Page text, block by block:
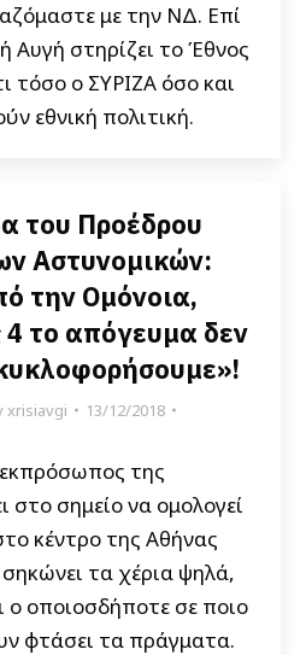
με την ΝΔ. Επί
Αυγή στηρίζει το Έθνος
τόσο ο ΣΥΡΙΖΑ όσο και
εθνική πολιτική.
του Προέδρου
Αστυνομικών:
την Ομόνοια,
4 το απόγευμα δεν
xrisiavgi
13/12/2018
της
στο σημείο να ομολογεί
κέντρο της Αθήνας
τα χέρια ψηλά,
ο οποιοσδήποτε σε ποιο
φτάσει τα πράγματα.